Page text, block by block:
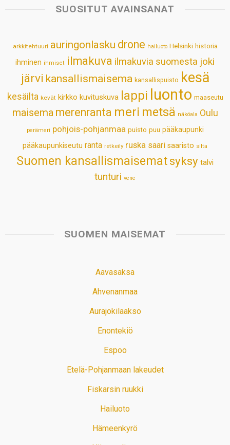
s
p
b
k
e
n
e
s
t
l
SUOSITUT AVAINSANAT
arkkitehtuuri auringonlasku drone hailuoto Helsinki historia
ihminen ihmiset ilmakuva ilmakuvia suomesta joki
järvi kansallismaisema kansallispuisto kesä
kesäilta kevät kirkko kuvituskuva lappi luonto maaseutu
maisema merenranta meri metsä näköala Oulu
perämeri pohjois-pohjanmaa puisto puu pääkaupunki
pääkaupunkiseutu ranta retkeily ruska saari saaristo silta
Suomen kansallismaisematsyksy talvi
tunturi vene
SUOMEN MAISEMAT
Aavasaksa
Ahvenanmaa
Aurajokilaakso
Enontekiö
Espoo
Etelä-Pohjanmaan lakeudet
Fiskarsin ruukki
Hailuoto
Hämeenkyrö